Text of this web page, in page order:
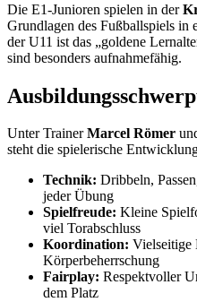
Die E1-Junioren spielen in der
Grundlagen des Fußballspiels in
der U11 ist das „goldene
sind besonders aufnahmefähig.
Unter TrainerMarcel Römer
steht die spielerische
Technik: Dribbeln,
jeder Übung
Spielfreude: Kleine
viel Torabschluss
Koordination: Vielseitige
Körperbeherrschung
Fairplay: Respektvoller
dem Platz